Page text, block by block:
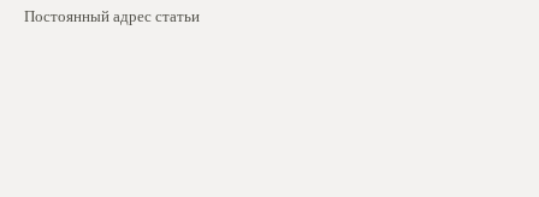
Постоянный адрес статьи